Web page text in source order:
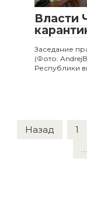
Власти
Заседание
(Фото:
Республики
Пагинация
записей
Назад 1
…